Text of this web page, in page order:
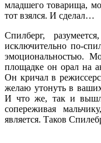
младшего товарища,
тот взялся. И сделал…
Спилберг,
исключительно по-
эмоциональностью.
площадке он орал на
Он кричал в
желаю утонуть в
И что же, так и
сопереживая
является. Таков